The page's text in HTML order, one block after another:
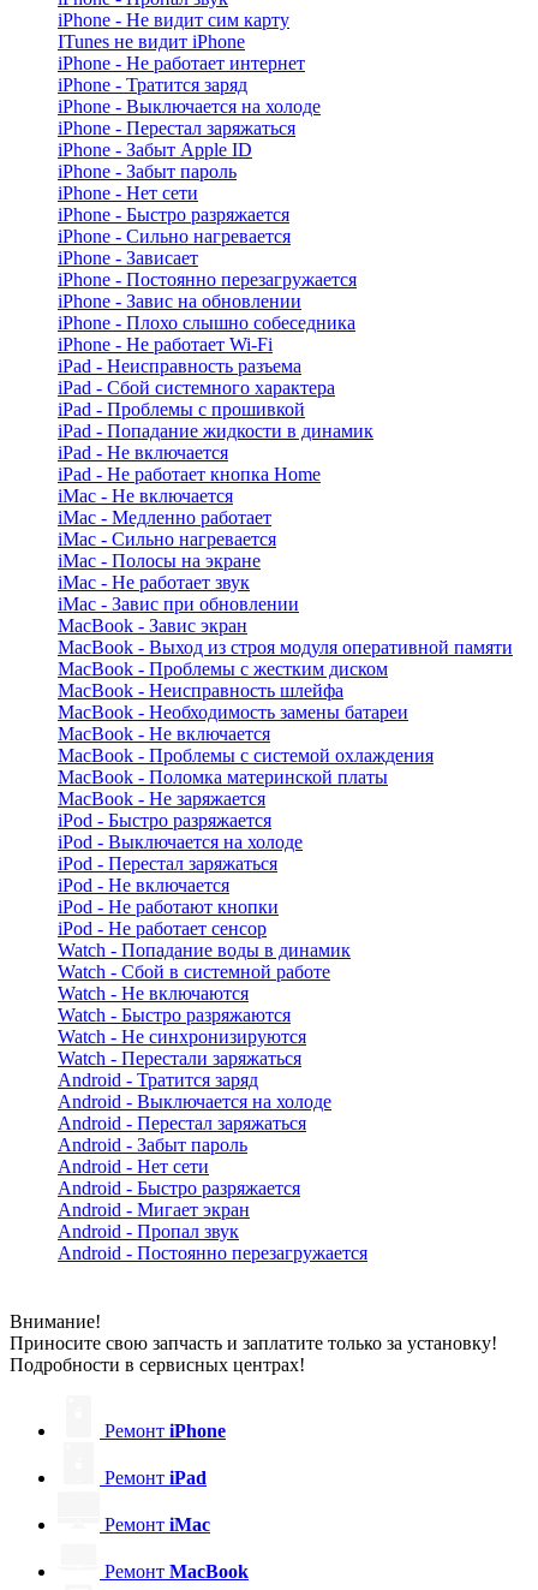
iPhone - Не видит сим карту
ITunes не видит iPhone
iPhone - Не работает интернет
iPhone - Тратится заряд
iPhone - Выключается на холоде
iPhone - Перестал заряжаться
iPhone - Забыт Apple ID
iPhone - Забыт пароль
iPhone - Нет сети
iPhone - Быстро разряжается
iPhone - Сильно нагревается
iPhone - Зависает
iPhone - Постоянно перезагружается
iPhone - Завис на обновлении
iPhone - Плохо слышно собеседника
iPhone - Не работает Wi-Fi
iPad - Неисправность разъема
iPad - Сбой системного характера
iPad - Проблемы с прошивкой
iPad - Попадание жидкости в динамик
iPad - Не включается
iPad - Не работает кнопка Home
iMac - Не включается
iMac - Медленно работает
iMac - Сильно нагревается
iMac - Полосы на экране
iMac - Не работает звук
iMac - Завис при обновлении
MacBook - Завис экран
MacBook - Выход из строя модуля оперативной памяти
MacBook - Проблемы с жестким диском
MacBook - Неисправность шлейфа
MacBook - Необходимость замены батареи
MacBook - Не включается
MacBook - Проблемы с системой охлаждения
MacBook - Поломка материнской платы
MacBook - Не заряжается
iPod - Быстро разряжается
iPod - Выключается на холоде
iPod - Перестал заряжаться
iPod - Не включается
iPod - Не работают кнопки
iPod - Не работает сенсор
Watch - Попадание воды в динамик
Watch - Сбой в системной работе
Watch - Не включаются
Watch - Быстро разряжаются
Watch - Не синхронизируются
Watch - Перестали заряжаться
Android - Тратится заряд
Android - Выключается на холоде
Android - Перестал заряжаться
Android - Забыт пароль
Android - Нет сети
Android - Быстро разряжается
Android - Мигает экран
Android - Пропал звук
Android - Постоянно перезагружается
Внимание!
Приносите свою запчасть и заплатите только за установку!
Подробности в сервисных центрах!
Ремонт iPhone
Ремонт iPad
Ремонт iMac
Ремонт MacBook